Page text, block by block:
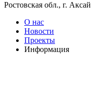
Ростовская обл., г. Аксай
О нас
Новости
Проекты
Информация